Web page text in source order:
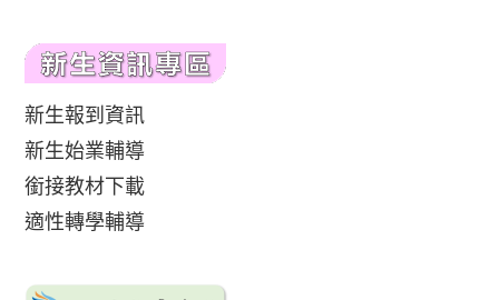
新生報到資訊
新生始業輔導
銜接教材下載
適性轉學輔導